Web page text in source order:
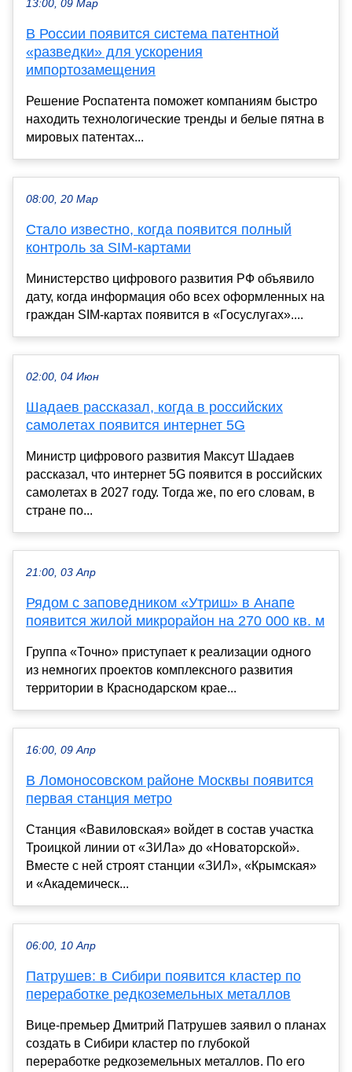
13:00, 09 Мар
В России появится система патентной
«разведки» для ускорения
импортозамещения
Решение Роспатента поможет компаниям быстро
находить технологические тренды и белые пятна в
мировых патентах...
08:00, 20 Мар
Стало известно, когда появится полный
контроль за SIM-картами
Министерство цифрового развития РФ объявило
дату, когда информация обо всех оформленных на
граждан SIM-картах появится в «Госуслугах»....
02:00, 04 Июн
Шадаев рассказал, когда в российских
самолетах появится интернет 5G
Министр цифрового развития Максут Шадаев
рассказал, что интернет 5G появится в российских
самолетах в 2027 году. Тогда же, по его словам, в
стране по...
21:00, 03 Апр
Рядом с заповедником «Утриш» в Анапе
появится жилой микрорайон на 270 000 кв. м
Группа «Точно» приступает к реализации одного
из немногих проектов комплексного развития
территории в Краснодарском крае...
16:00, 09 Апр
В Ломоносовском районе Москвы появится
первая станция метро
Станция «Вавиловская» войдет в состав участка
Троицкой линии от «ЗИЛа» до «Новаторской».
Вместе с ней строят станции «ЗИЛ», «Крымская»
и «Академическ...
06:00, 10 Апр
Патрушев: в Сибири появится кластер по
переработке редкоземельных металлов
Вице-премьер Дмитрий Патрушев заявил о планах
создать в Сибири кластер по глубокой
переработке редкоземельных металлов. По его